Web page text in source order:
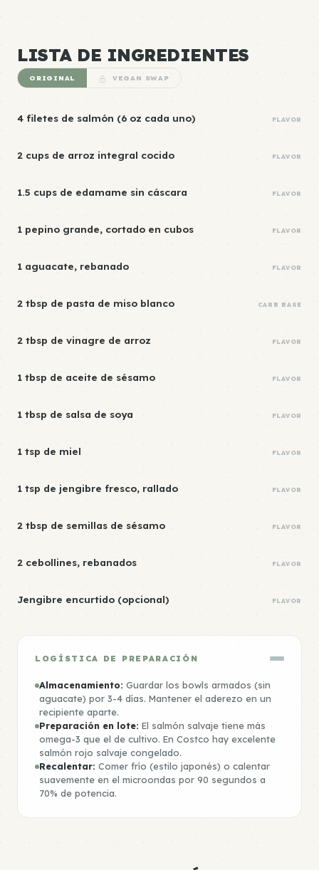
LISTA DE INGREDIENTES
ORIGINAL VEGAN SWAP
4 filetes de salmón (6 oz cada uno) FLAVOR
2 cups de arroz integral cocido FLAVOR
1.5 cups de edamame sin cáscara FLAVOR
1 pepino grande, cortado en cubos FLAVOR
1 aguacate, rebanado FLAVOR
2 tbsp de pasta de miso blanco CARB BASE
2 tbsp de vinagre de arroz FLAVOR
1 tbsp de aceite de sésamo FLAVOR
1 tbsp de salsa de soya FLAVOR
1 tsp de miel FLAVOR
1 tsp de jengibre fresco, rallado FLAVOR
2 tbsp de semillas de sésamo FLAVOR
2 cebollines, rebanados FLAVOR
Jengibre encurtido (opcional) FLAVOR
LOGÍSTICA DE PREPARACIÓN
Almacenamiento: Guardar los bowls armados (sin
aguacate) por 3-4 días. Mantener el aderezo en un
recipiente aparte.
Preparación en lote: El salmón salvaje tiene más
omega-3 que el de cultivo. En Costco hay excelente
salmón rojo salvaje congelado.
Recalentar: Comer frío (estilo japonés) o calentar
suavemente en el microondas por 90 segundos a
70% de potencia.